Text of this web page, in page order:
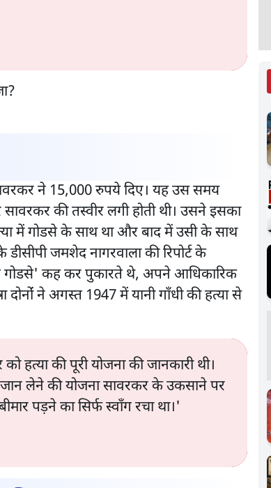
ने 15,000 रुपये दिए। यह उस समय
की तस्वीर लगी होती थी। उसने इसका
में गोडसे के साथ था और बाद में उसी के साथ
जमशेद नागरवाला की रिपोर्ट के
गोडसे' कह कर पुकारते थे, अपने आधिकारिक
दोनोंं ने अगस्त 1947 में यानी गाँधी की हत्या से
हत्या की पूरी योजना की जानकारी थी।
जान लेने की योजना सावरकर के उकसाने पर
पड़ने का सिर्फ स्वाँग रचा था।'